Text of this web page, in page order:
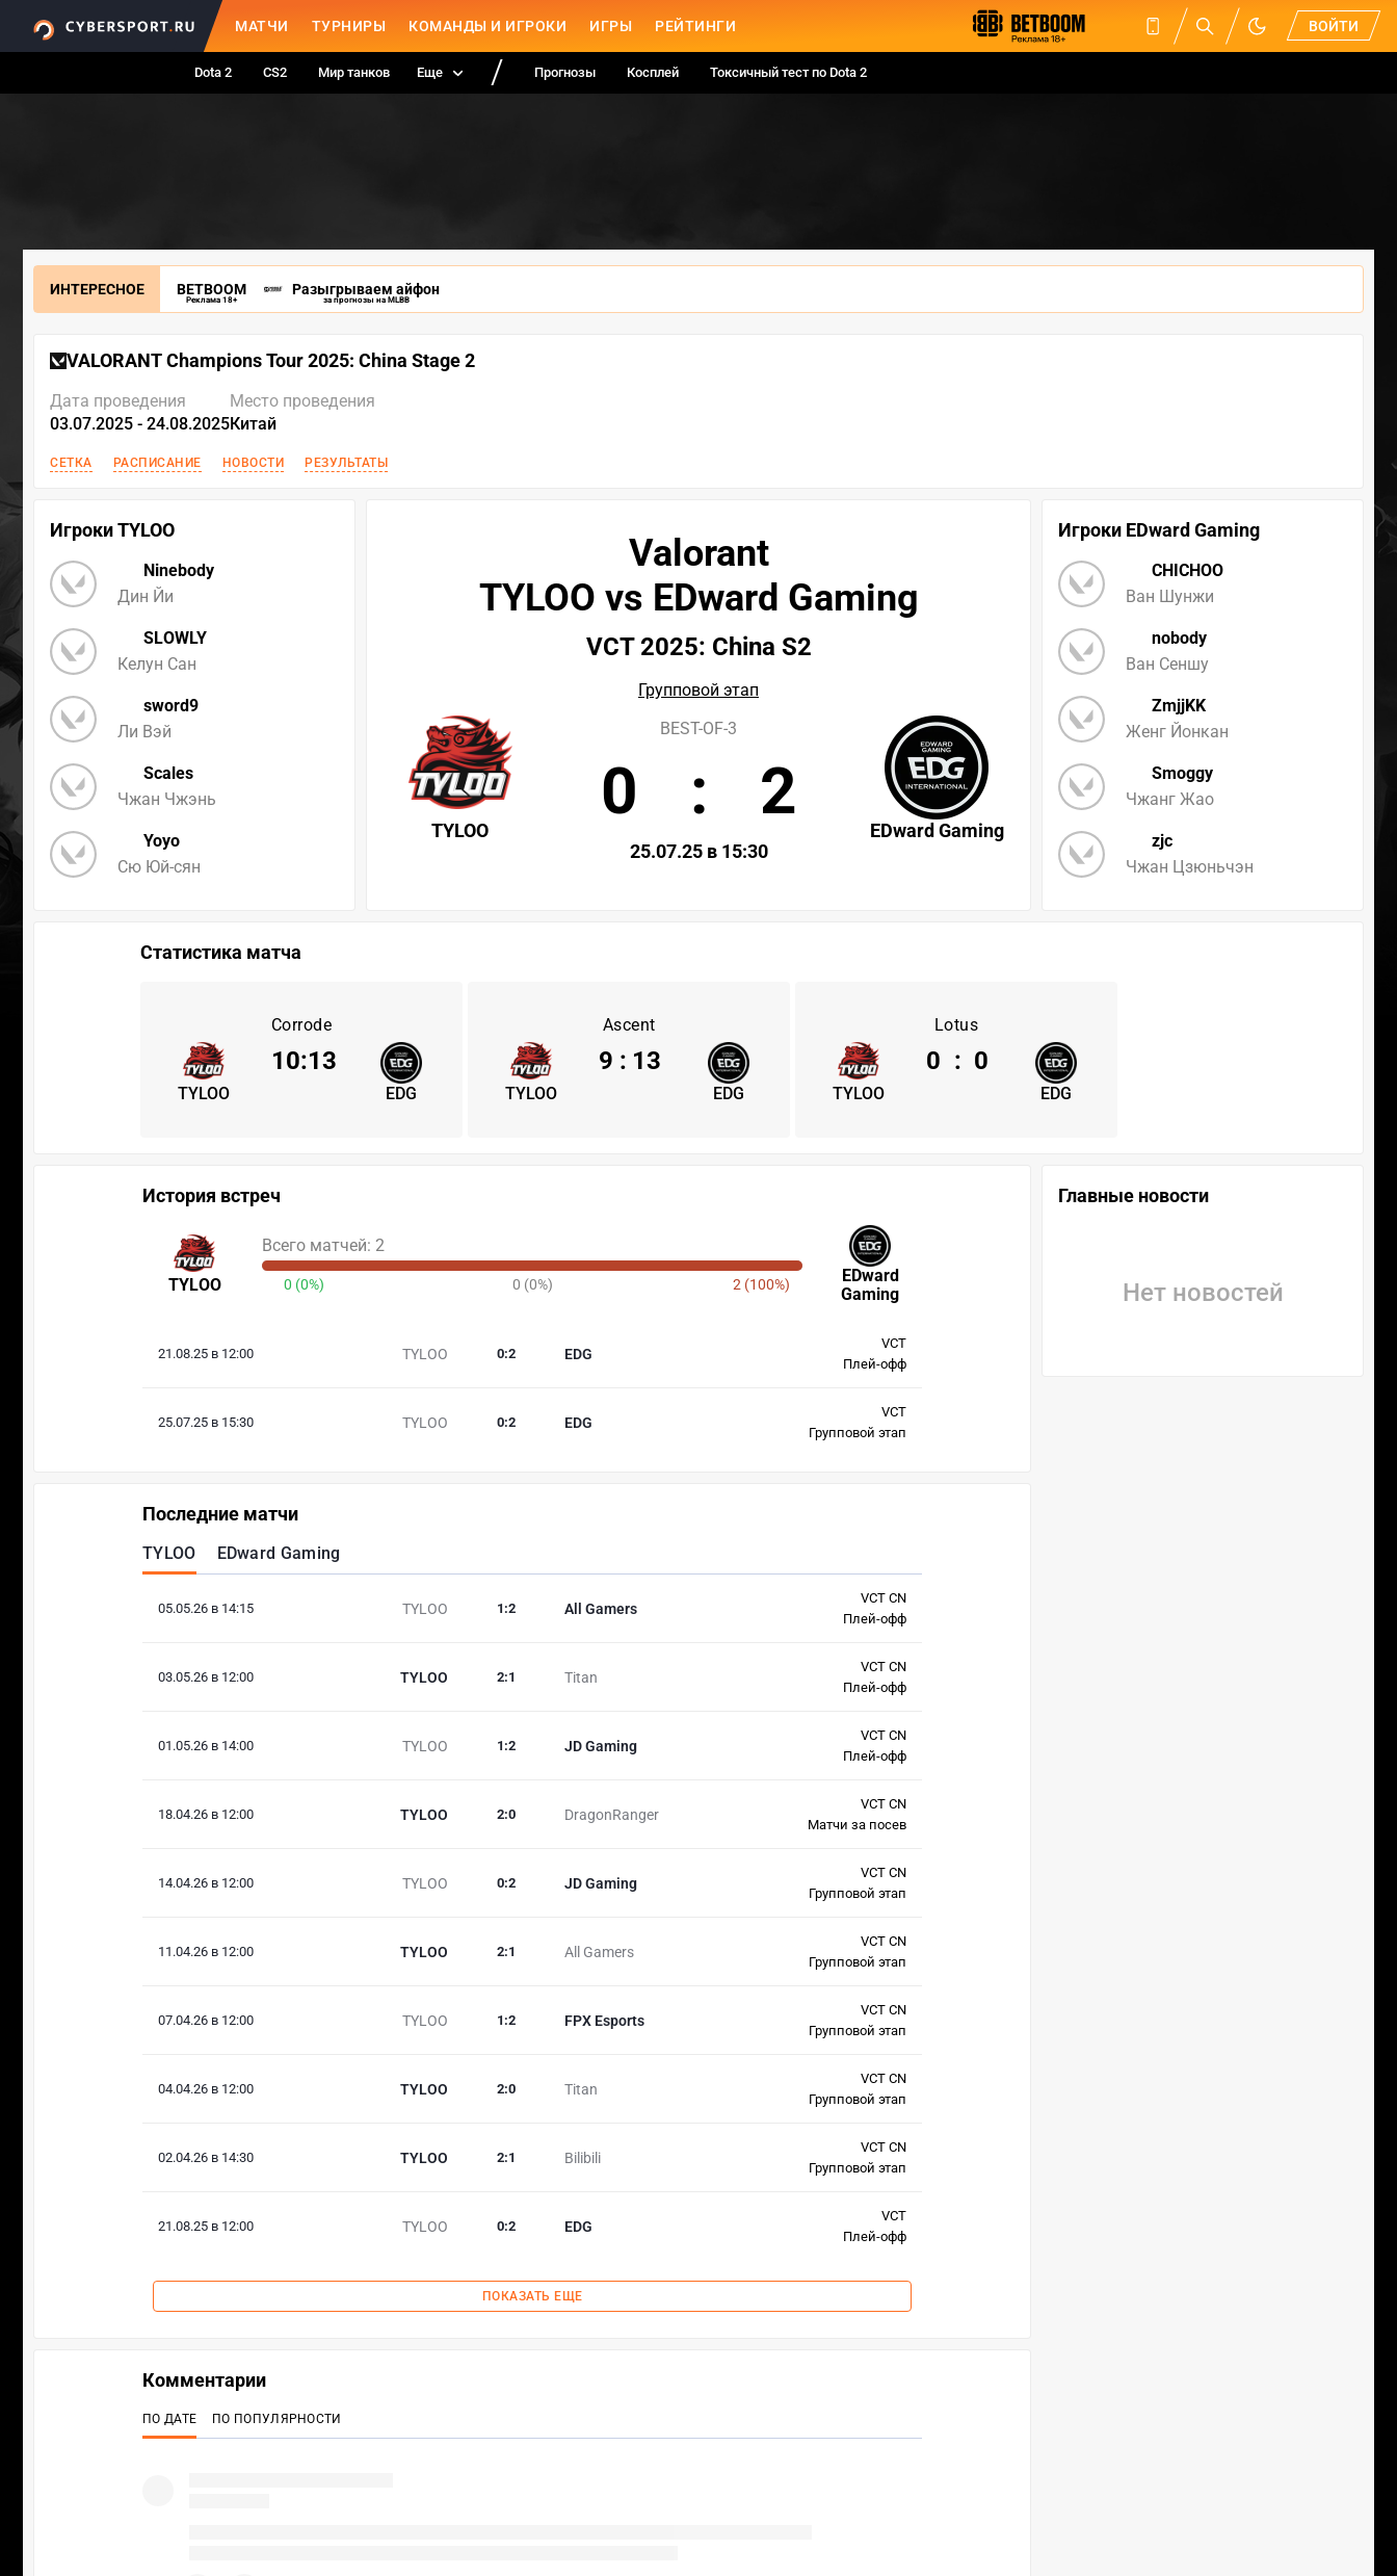
МАТЧИ ТУРНИРЫ КОМАНДЫ И ИГРОКИ ИГРЫ РЕЙТИНГИ ВОЙТИ
Dota 2 CS2 Мир танков Еще Прогнозы Косплей Токсичный тест по Dota 2
ИНТЕРЕСНОЕ BETBOOM
Реклама 18+
Разыгрываем айфон
за прогнозы на MLBB
VALORANT Champions Tour 2025: China Stage 2
Дата проведения
03.07.2025 - 24.08.2025
Место проведения
Китай
СЕТКА РАСПИСАНИЕ НОВОСТИ РЕЗУЛЬТАТЫ
Игроки TYLOO
Ninebody
Дин Йи
SLOWLY
Келун Сан
sword9
Ли Вэй
Scales
Чжан Чжэнь
Yoyo
Сю Юй-сян
Игроки EDward Gaming
CHICHOO
Ван Шунжи
nobody
Ван Сеншу
ZmjjKK
Женг Йонкан
Smoggy
Чжанг Жао
zjc
Чжан Цзюньчэн
Valorant
TYLOO vs EDward Gaming
VCT 2025: China S2
Групповой этап
TYLOO EDward Gaming
BEST-OF-3
0 : 2
25.07.25 в 15:30
Статистика матча
Corrode
TYLOO EDG
10:13
Ascent
TYLOO EDG
9 : 13
Lotus
TYLOO EDG
0 : 0
История встреч
TYLOO
EDward
Gaming
Всего матчей: 2
0 (0%) 0 (0%) 2 (100%)
21.08.25 в 12:00 TYLOO EDG
0:2
VCT
Плей-офф
25.07.25 в 15:30 TYLOO EDG
0:2
VCT
Групповой этап
Последние матчи
TYLOO EDward Gaming
05.05.26 в 14:15 TYLOO All Gamers
1 :2
VCT CN
Плей-офф
03.05.26 в 12:00 TYLOO Titan
2:1
VCT CN
Плей-офф
01.05.26 в 14:00 TYLOO JD Gaming
1 :2
VCT CN
Плей-офф
18.04.26 в 12:00 TYLOO DragonRanger
2:0
VCT CN
Матчи за посев
14.04.26 в 12:00 TYLOO JD Gaming
0:2
VCT CN
Групповой этап
11.04.26 в 12:00 TYLOO All Gamers
2:1
VCT CN
Групповой этап
07.04.26 в 12:00 TYLOO FPX Esports
1 :2
VCT CN
Групповой этап
04.04.26 в 12:00 TYLOO Titan
2:0
VCT CN
Групповой этап
02.04.26 в 14:30 TYLOO Bilibili
2:1
VCT CN
Групповой этап
21.08.25 в 12:00 TYLOO EDG
0:2
VCT
Плей-офф
ПОКАЗАТЬ ЕЩЕ
Главные новости
Нет новостей
Комментарии
ПО ДАТЕ ПО ПОПУЛЯРНОСТИ